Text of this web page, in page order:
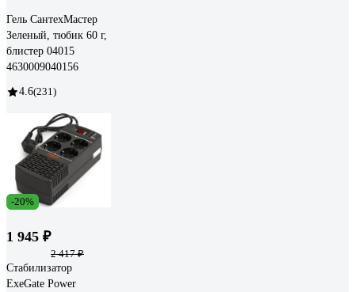
Гель СантехМастер
Зеленый, тюбик 60 г,
блистер 04015
4630009040156
4.6(231)
-20%
1 945 ₽
2 417 ₽
Стабилизатор
ExeGate Power